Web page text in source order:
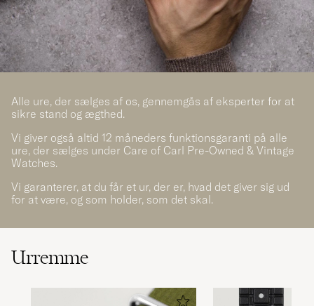
Alle ure, der sælges af os, gennemgås af eksperter for at
sikre stand og ægthed.
Vi giver også altid 12 måneders funktionsgaranti på alle
ure, der sælges under Care of Carl Pre-Owned & Vintage
Watches.
Vi garanterer, at du får et ur, der er, hvad det giver sig ud
for at være, og som holder, som det skal.
Urremme